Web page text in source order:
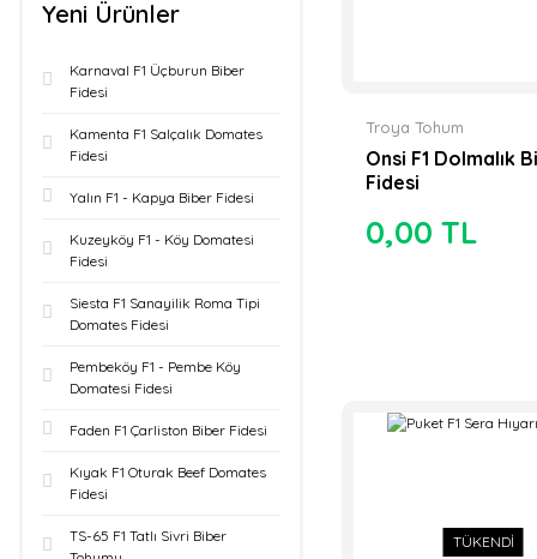
(12)
Tohumculuk (11)
United Genetics
Tohum (9)
Acun Tohum (8)
Anamas Tohum (8)
Bursa Tohumculuk
(7)
Verim Ziraat (7)
Akça Tohum (6)
AKSU FİDE (6)
Antema Tarım (6)
Yeni Ürünler
Karnaval F1 Üçburun Biber
Fidesi
Kamenta F1 Salçalık Domates
Fidesi
Yalın F1 - Kapya Biber Fidesi
Kuzeyköy F1 - Köy Domatesi
Fidesi
Siesta F1 Sanayilik Roma Tipi
Domates Fidesi
Pembeköy F1 - Pembe Köy
Domatesi Fidesi
Faden F1 Çarliston Biber Fidesi
Kıyak F1 Oturak Beef Domates
Fidesi
TS-65 F1 Tatlı Sivri Biber
Troya Tohum
Onsi F1 Dolmalık
Fidesi
0,00 TL
TÜKENDİ